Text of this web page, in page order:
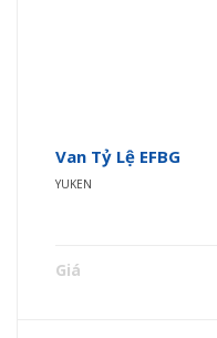
Van Tỷ Lệ EFBG
YUKEN
Giá